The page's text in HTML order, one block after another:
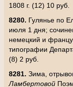
1808 г. (12) 10 руб.
8280. Гулянье по
июля 1 дня;
немецкий и
типографии
(8) 2 руб.
8281. Зима,
Ламбертовой